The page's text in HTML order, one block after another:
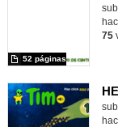
52 páginas
75